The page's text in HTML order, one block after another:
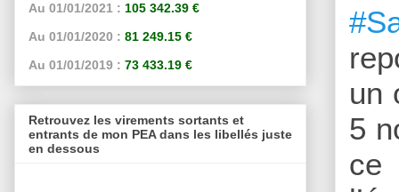
un
5
ce
Au 01/01/2021 : 105 342.39 €
Au 01/01/2020 : 81 249.15 €
Au 01/01/2019 : 73 433.19 €
Retrouvez les virements sortants et
entrants de mon PEA dans les libellés juste
en dessous